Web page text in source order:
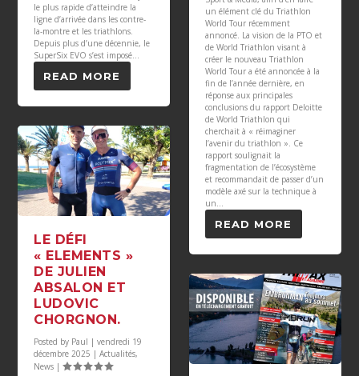
le plus rapide d’atteindre la
ligne d’arrivée dans les contre-
la-montre et les triathlons.
Depuis plus d’une décennie, le
SuperSix EVO s’est imposé...
READ MORE
LE DÉFI
« ELEMENTS »
DE JULIEN
ABSALON ET
LUDOVIC
CHORGNON.
Posted by Paul |vendredi 19
décembre 2025 |Actualités,
News |
un élément clé du Triathlon
World Tour récemment
annoncé. La vision de la PTO et
de World Triathlon visant à
créer le nouveau Triathlon
World Tour a été annoncée à la
fin de l’année dernière, en
réponse aux principales
conclusions du rapport Deloitte
de World Triathlon qui
cherchait à « réimaginer
l’avenir du triathlon ». Ce
rapport soulignait la
fragmentation de l’écosystème
et recommandait de passer d’un
modèle axé sur la technique à
un...
READ MORE